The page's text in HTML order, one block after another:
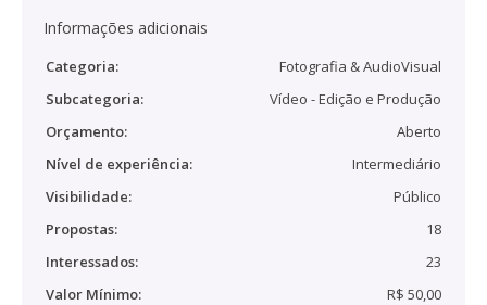
Informações adicionais
Categoria:
Fotografia & AudioVisual
Subcategoria:
Vídeo - Edição e Produção
Orçamento:
Aberto
Nível de experiência:
Intermediário
Visibilidade:
Público
Propostas:
18
Interessados:
23
Valor Mínimo:
R$ 50,00